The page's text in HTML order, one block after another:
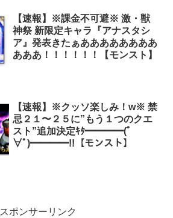
【速報】※課金不可避※ 激・獣
神祭 新限定キャラ『アナスタシ
ア』発表きたぁああああああああ
あああ！！！！！！【モンスト】
【速報】※クッソ楽しみ！w※ 禁
忌２１〜２５に”もう１つのクエ
スト”追加決定ｷﾀ━━━━(ﾟ
∀ﾟ)━━━━!!【モンスト】
スポンサーリンク